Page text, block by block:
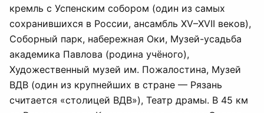
кремль с Успенским собором (один из самых
сохранившихся в России, ансамбль XV–XVII веков),
Соборный парк, набережная Оки, Музей-усадьба
академика Павлова (родина учёного),
Художественный музей им. Пожалостина, Музей
ВДВ (один из крупнейших в стране — Рязань
считается «столицей ВДВ»), Театр драмы. В 45 км